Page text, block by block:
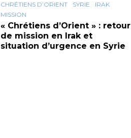
CHRÉTIENS D’ORIENT
SYRIE
IRAK
MISSION
« Chrétiens d’Orient » : retour
de mission en Irak et
situation d’urgence en Syrie